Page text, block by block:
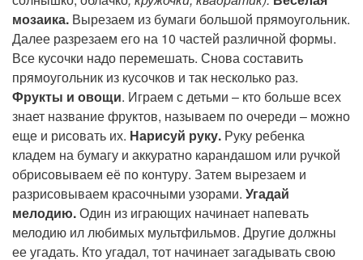
мозаика. Вырезаем из бумаги большой прямоугольник.
Далее разрезаем его на 10 частей различной формы.
Все кусочки надо перемешать. Снова составить
прямоугольник из кусочков и так несколько раз.
Фрукты и овощи. Играем с детьми – кто больше всех
знает название фруктов, называем по очереди – можно
еще и рисовать их. Нарисуй руку. Руку ребенка
кладем на бумагу и аккуратно карандашом или ручкой
обрисовываем её по контуру. Затем вырезаем и
разрисовываем красочными узорами. Угадай
мелодию.Один из играющих начинает напевать
мелодию ил любимых мультфильмов. Другие должны
ее угадать. Кто угадал, тот начинает загадывать свою